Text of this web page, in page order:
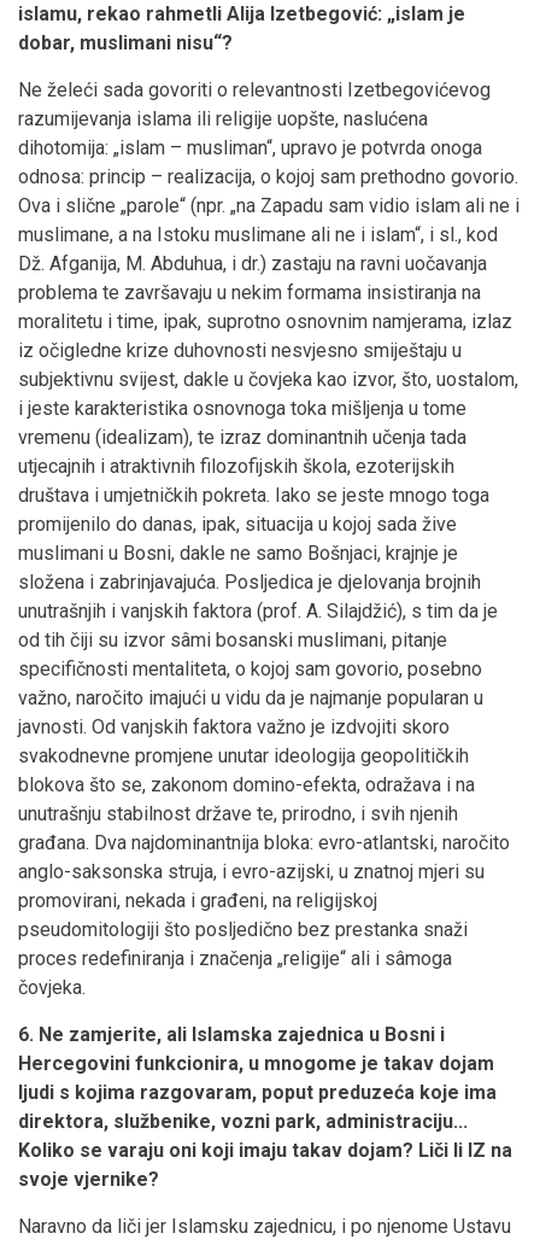
islamu, rekao rahmetli Alija Izetbegović: „islam je
dobar, muslimani nisu“?
Ne želeći sada govoriti o relevantnosti Izetbegovićevog
razumijevanja islama ili religije uopšte, naslućena
dihotomija: „islam – musliman“, upravo je potvrda onoga
odnosa: princip – realizacija, o kojoj sam prethodno govorio.
Ova i slične „parole“ (npr. „na Zapadu sam vidio islam ali ne i
muslimane, a na Istoku muslimane ali ne i islam“, i sl., kod
Dž. Afganija, M. Abduhua, i dr.) zastaju na ravni uočavanja
problema te završavaju u nekim formama insistiranja na
moralitetu i time, ipak, suprotno osnovnim namjerama, izlaz
iz očigledne krize duhovnosti nesvjesno smiještaju u
subjektivnu svijest, dakle u čovjeka kao izvor, što, uostalom,
i jeste karakteristika osnovnoga toka mišljenja u tome
vremenu (idealizam), te izraz dominantnih učenja tada
utjecajnih i atraktivnih filozofijskih škola, ezoterijskih
društava i umjetničkih pokreta. Iako se jeste mnogo toga
promijenilo do danas, ipak, situacija u kojoj sada žive
muslimani u Bosni, dakle ne samo Bošnjaci, krajnje je
složena i zabrinjavajuća. Posljedica je djelovanja brojnih
unutrašnjih i vanjskih faktora (prof. A. Silajdžić), s tim da je
od tih čiji su izvor sâmi bosanski muslimani, pitanje
specifičnosti mentaliteta, o kojoj sam govorio, posebno
važno, naročito imajući u vidu da je najmanje popularan u
javnosti. Od vanjskih faktora važno je izdvojiti skoro
svakodnevne promjene unutar ideologija geopolitičkih
blokova što se, zakonom domino-efekta, odražava i na
unutrašnju stabilnost države te, prirodno, i svih njenih
građana. Dva najdominantnija bloka: evro-atlantski, naročito
anglo-saksonska struja, i evro-azijski, u znatnoj mjeri su
promovirani, nekada i građeni, na religijskoj
pseudomitologiji što posljedično bez prestanka snaži
proces redefiniranja i značenja „religije“ ali i sâmoga
čovjeka.
6. Ne zamjerite, ali Islamska zajednica u Bosni i
Hercegovini funkcionira, u mnogome je takav dojam
ljudi s kojima razgovaram, poput preduzeća koje ima
direktora, službenike, vozni park, administraciju...
Koliko se varaju oni koji imaju takav dojam? Liči li IZ na
svoje vjernike?
Naravno da liči jer Islamsku zajednicu, i po njenome Ustavu